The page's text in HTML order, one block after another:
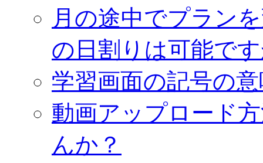
月の途中でプラン
の日割りは可能で
学習画面の記号の
動画アップロード
んか？